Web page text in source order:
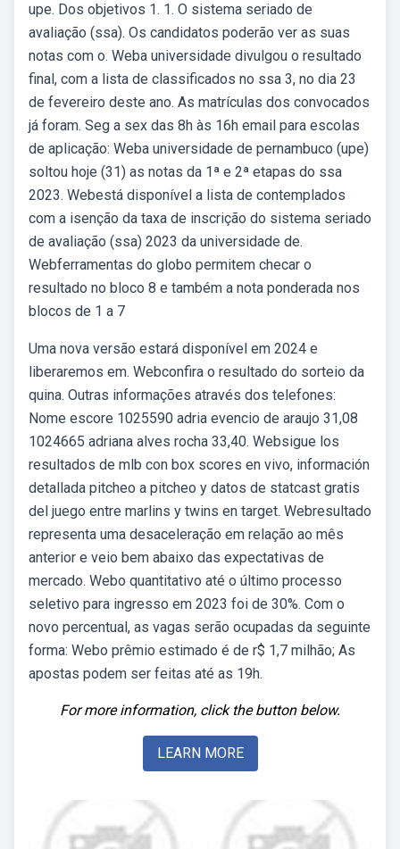
upe. Dos objetivos 1. 1. O sistema seriado de
avaliação (ssa). Os candidatos poderão ver as suas
notas com o. Weba universidade divulgou o resultado
final, com a lista de classificados no ssa 3, no dia 23
de fevereiro deste ano. As matrículas dos convocados
já foram. Seg a sex das 8h às 16h email para escolas
de aplicação: Weba universidade de pernambuco (upe)
soltou hoje (31) as notas da 1ª e 2ª etapas do ssa
2023. Webestá disponível a lista de contemplados
com a isenção da taxa de inscrição do sistema seriado
de avaliação (ssa) 2023 da universidade de.
Webferramentas do globo permitem checar o
resultado no bloco 8 e também a nota ponderada nos
blocos de 1 a 7
Uma nova versão estará disponível em 2024 e
liberaremos em. Webconfira o resultado do sorteio da
quina. Outras informações através dos telefones:
Nome escore 1025590 adria evencio de araujo 31,08
1024665 adriana alves rocha 33,40. Websigue los
resultados de mlb con box scores en vivo, información
detallada pitcheo a pitcheo y datos de statcast gratis
del juego entre marlins y twins en target. Webresultado
representa uma desaceleração em relação ao mês
anterior e veio bem abaixo das expectativas de
mercado. Webo quantitativo até o último processo
seletivo para ingresso em 2023 foi de 30%. Com o
novo percentual, as vagas serão ocupadas da seguinte
forma: Webo prêmio estimado é de r$ 1,7 milhão; As
apostas podem ser feitas até as 19h.
For more information, click the button below.
LEARN MORE